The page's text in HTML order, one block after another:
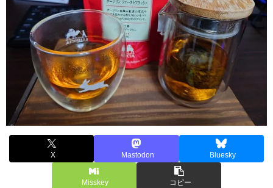
X Mastodon Bluesky
Misskey コピー